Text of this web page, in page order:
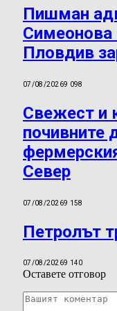
Пишман
Симеонова
Пловдив
07/08/20269 098
Свежест и
почивните
Север
07/08/20269 158
Петролът
07/08/20269 140
Оставете отговор